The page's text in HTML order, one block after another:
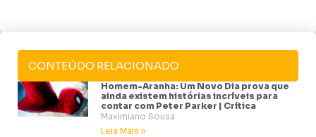
CONTEÚDO RELACIONADO
Homem-Aranha: Um Novo Dia prova que
ainda existem histórias incríveis para
contar com Peter Parker | Crítica
Maximiano Sousa
Leia Mais »